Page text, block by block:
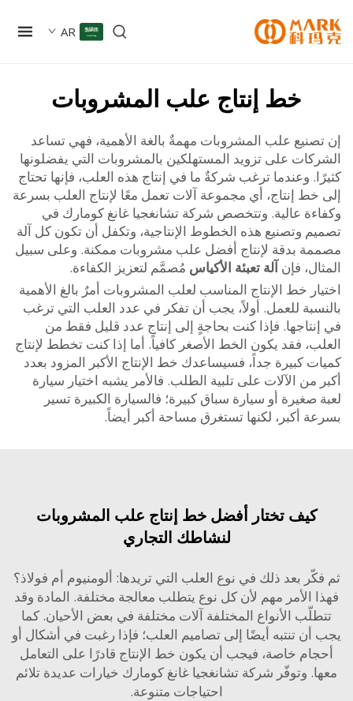
AR
خط إنتاج علب المشروبات
علب المشروبات مهمةٌ بالغة الأهمية، فهي تساعد
على تزويد المستهلكين بالمشروبات التي يفضلونها
وعندما ترغب شركةٌ ما في إنتاج هذه العلب، فإنها تحتاج
إنتاج، أي مجموعة آلات تعمل معًا لإنتاج العلب بسرعة
عالية. وتتخصص شركة تشانغجيا غانغ كومارك في
وتصنيع هذه الخطوط الإنتاجية، وتكفل أن تكون كل آلة
بدقة لإنتاج أفضل علب مشروبات ممكنة. وعلى سبيل
فإن آلة تعبئة الأكياسمُصمَّم لتعزيز الكفاءة.
خط الإنتاج المناسب لعلب المشروبات أمرٌ بالغ الأهمية
للعمل. أولاً، يجب أن تفكر في عدد العلب التي ترغب
فإذا كنت بحاجةٍ إلى إنتاج عدد قليل فقط من
فقد يكون الخط الأصغر كافياً. أما إذا كنت تخطط لإنتاج
كبيرة جداً، فسيساعدك خط الإنتاج الأكبر المزود بعدد
من الآلات على تلبية الطلب. فالأمر يشبه اختيار سيارة
صغيرة أو سيارة سباق كبيرة؛ فالسيارة الكبيرة تسير
أكبر، لكنها تستغرق مساحة أكبر أيضاً.
كيف تختار أفضل خط إنتاج علب المشروبات
لنشاطك التجاري
بعد ذلك في نوع العلب التي تريدها: ألومنيوم أم فولاذ؟
الأمر مهم لأن كل نوع يتطلب معالجة مختلفة.المادة وقد
الأنواع المختلفة آلات مختلفة في بعض الأحيان. كما
تنتبه أيضًا إلى تصاميم العلب؛ فإذا رغبت في أشكال أو
خاصة، فيجب أن يكون خط الإنتاج قادرًا على التعامل
وتوفّر شركة تشانغجيا غانغ كومارك خيارات عديدة تلائم
احتياجات متنوعة.